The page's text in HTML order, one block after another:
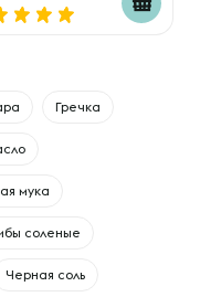
Гречка
мука
соленые
Черная соль